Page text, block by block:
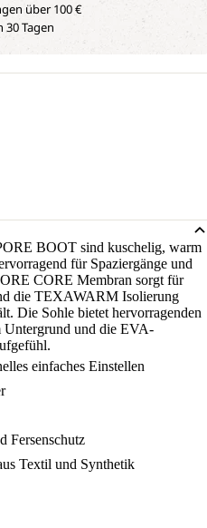
über 100 €
Tagen
BOOT sind kuschelig, warm
für Spaziergänge und
CORE Membran sorgt für
die TEXAWARM Isolierung
Die Sohle bietet hervorragenden
Untergrund und die EVA-
einfaches Einstellen
Fersenschutz
Textil und Synthetik